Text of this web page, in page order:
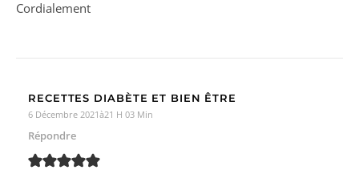
Cordialement
RECETTES DIABÈTE ET BIEN ÊTRE
6 Décembre 2021à21 H 03 Min
Répondre